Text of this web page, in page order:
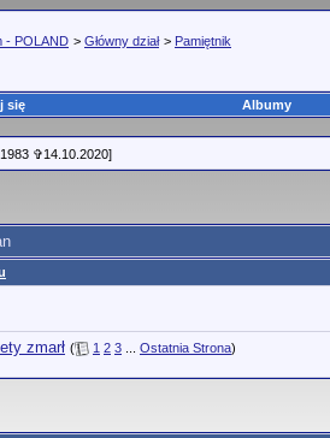
- POLAND > Główny dział > Pamiętnik
się Albumy
✞14.10.2020]
zmarł ( 1 2 3 Ostatnia Strona)